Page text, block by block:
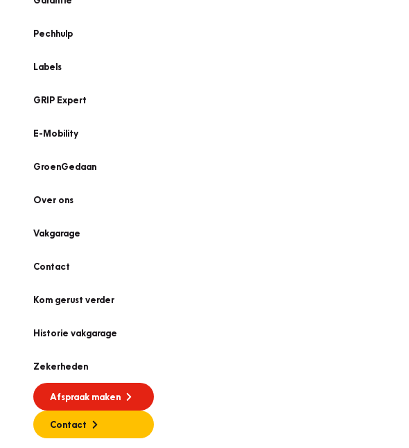
Pechhulp
Labels
GRIP Expert
E-Mobility
GroenGedaan
Over ons
Vakgarage
Contact
Kom gerust verder
Historie vakgarage
Zekerheden
Afspraak maken
Contact